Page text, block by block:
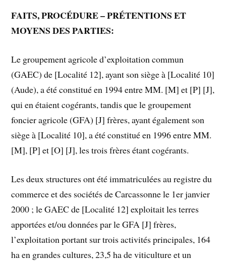
FAITS, PROCÉDURE – PRÉTENTIONS ET
MOYENS DES PARTIES:
Le groupement agricole d’exploitation commun
(GAEC) de [Localité 12], ayant son siège à [Localité 10]
(Aude), a été constitué en 1994 entre MM. [M] et [P] [J],
qui en étaient cogérants, tandis que le groupement
foncier agricole (GFA) [J] frères, ayant également son
siège à [Localité 10], a été constitué en 1996 entre MM.
[M], [P] et [O] [J], les trois frères étant cogérants.
Les deux structures ont été immatriculées au registre du
commerce et des sociétés de Carcassonne le 1er janvier
2000 ; le GAEC de [Localité 12] exploitait les terres
apportées et/ou données par le GFA [J] frères,
l’exploitation portant sur trois activités principales, 164
ha en grandes cultures, 23,5 ha de viticulture et un